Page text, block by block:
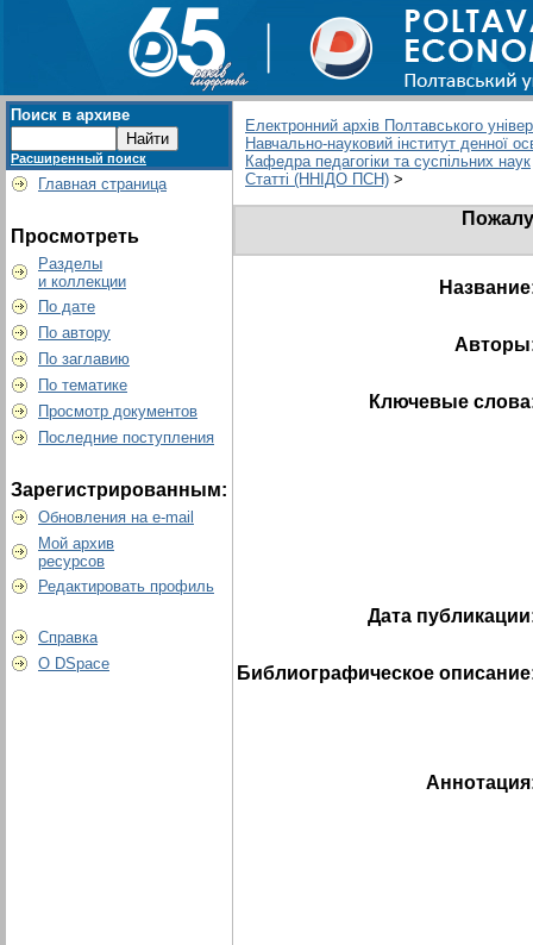
Поиск в архиве
Расширенный поиск
Главная страница
Просмотреть
Разделы
и коллекции
По дате
По автору
По заглавию
По тематике
Просмотр документов
Последние поступления
Зарегистрированным:
Обновления на e-mail
Мой архив
ресурсов
Редактировать профиль
Справка
О DSpace
Електронний архів Полтавського
Навчально-науковий інститут денної
Кафедра педагогіки та суспільних наук
Статті (ННІДО ПСН) >
Ключевые
Дата
Библиографическое